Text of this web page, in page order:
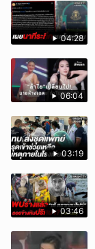
04:28
06:04
03:19
03:46